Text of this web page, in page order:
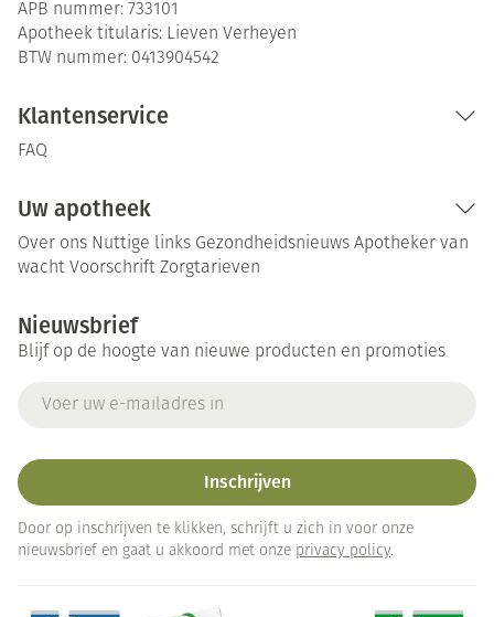
APB nummer: 733101
Apotheek titularis: Lieven Verheyen
BTW nummer: 0413904542
Klantenservice
FAQ
Uw apotheek
Over ons Nuttige links Gezondheidsnieuws Apotheker van
wacht Voorschrift Zorgtarieven
Nieuwsbrief
Blijf op de hoogte van nieuwe producten en promoties
Inschrijven
Door op inschrijven te klikken, schrijft u zich in voor onze
nieuwsbrief en gaat u akkoord met onze privacy policy.